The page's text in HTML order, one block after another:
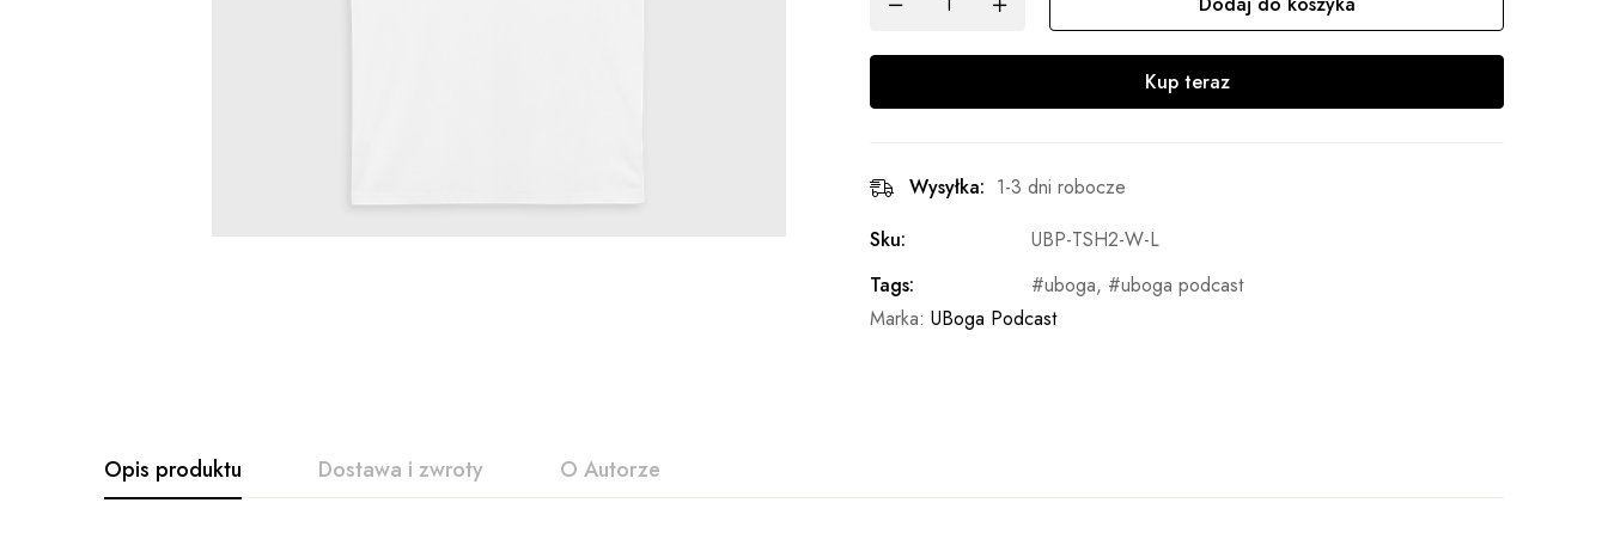
Kup teraz
Wysyłka: 1-3 dni robocze
Sku:
UBP-TSH2-W-L
Tags:
uboga,
uboga podcast
Marka: UBoga Podcast
Opis produktu Dostawa i zwroty O Autorze